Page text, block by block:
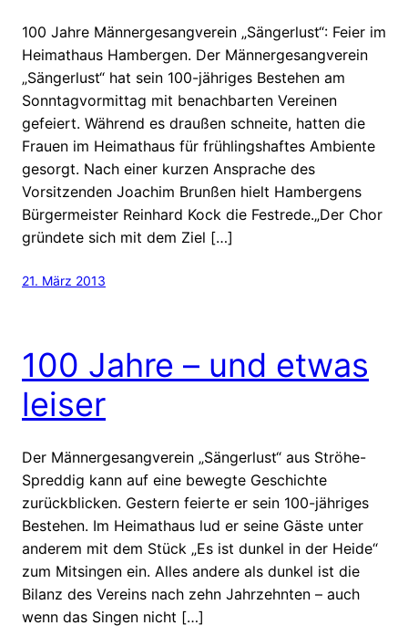
100 Jahre Männergesangverein „Sängerlust“: Feier im
Heimathaus Hambergen. Der Männergesangverein
„Sängerlust“ hat sein 100-jähriges Bestehen am
Sonntagvormittag mit benachbarten Vereinen
gefeiert. Während es draußen schneite, hatten die
Frauen im Heimathaus für frühlingshaftes Ambiente
gesorgt. Nach einer kurzen Ansprache des
Vorsitzenden Joachim Brunßen hielt Hambergens
Bürgermeister Reinhard Kock die Festrede.„Der Chor
gründete sich mit dem Ziel […]
21. März 2013
100 Jahre – und etwas
leiser
Der Männergesangverein „Sängerlust“ aus Ströhe-
Spreddig kann auf eine bewegte Geschichte
zurückblicken. Gestern feierte er sein 100-jähriges
Bestehen. Im Heimathaus lud er seine Gäste unter
anderem mit dem Stück „Es ist dunkel in der Heide“
zum Mitsingen ein. Alles andere als dunkel ist die
Bilanz des Vereins nach zehn Jahrzehnten – auch
wenn das Singen nicht […]